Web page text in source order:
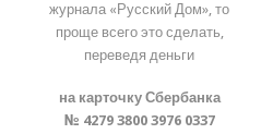
журнала «Русский Дом», то
проще всего это сделать,
переведя деньги
на карточку Сбербанка
№ 4279 3800 3976 0337